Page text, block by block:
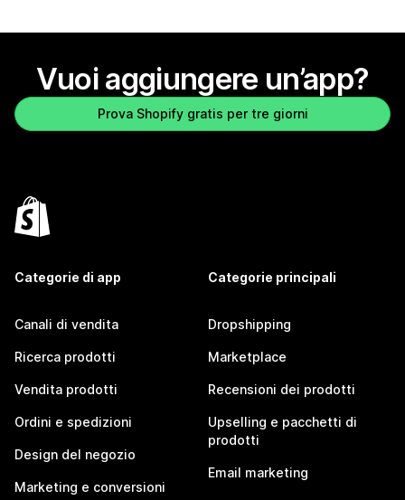
Vuoi aggiungere un’app?
Prova Shopify gratis per tre giorni
Categorie di app
Canali di vendita
Ricerca prodotti
Vendita prodotti
Ordini e spedizioni
Design del negozio
Marketing e conversioni
Categorie principali
Dropshipping
Marketplace
Recensioni dei prodotti
Upselling e pacchetti di
prodotti
Email marketing